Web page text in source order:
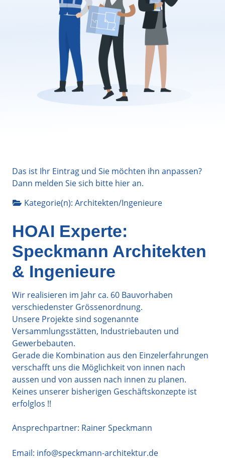
Das ist Ihr Eintrag und Sie möchten ihn anpassen?
Dann melden Sie sich bitte hieran.
Kategorie(n): Architekten/Ingenieure
HOAI Experte:
Speckmann Architekten
& Ingenieure
Wir realisieren im Jahr ca. 60 Bauvorhaben
verschiedenster Grössenordnung.
Unsere Projekte sind sogenannte
Versammlungsstätten, Industriebauten und
Gewerbebauten.
Gerade die Kombination aus den Einzelerfahrungen
verschafft uns die Möglichkeit von innen nach
aussen und von aussen nach innen zu planen.
Keines unserer bisherigen Geschäftskonzepte ist
erfolglos !!
Ansprechpartner: Rainer Speckmann
Email: info@speckmann-architektur.de